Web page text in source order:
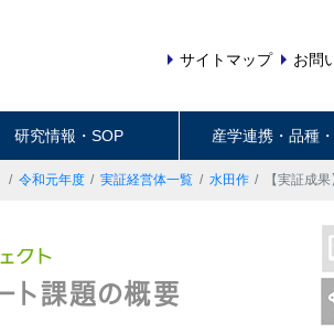
サイトマップ お問
研究情報・SOP 産学連携・品種
令和元年度 実証経営体一覧 水田作 【実証成